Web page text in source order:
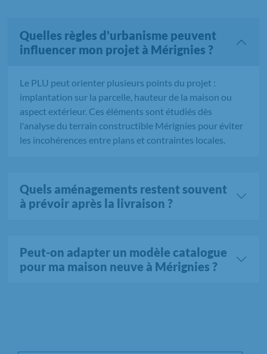
Quelles règles d'urbanisme peuvent
influencer mon projet à Mérignies ?
Le PLU peut orienter plusieurs points du projet :
implantation sur la parcelle, hauteur de la maison ou
aspect extérieur. Ces éléments sont étudiés dès
l'analyse du terrain constructible Mérignies pour éviter
les incohérences entre plans et contraintes locales.
Quels aménagements restent souvent
à prévoir après la livraison ?
Peut-on adapter un modèle catalogue
pour ma maison neuve à Mérignies ?